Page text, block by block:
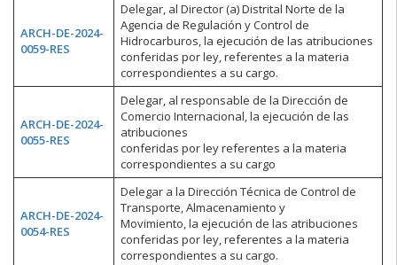
ARCH-DE-2024-
0059-RES
Delegar, al Director (a) Distrital Norte de la
Agencia de Regulación y Control de
Hidrocarburos, la ejecución de las atribuciones
conferidas por ley, referentes a la materia
correspondientes a su cargo.
ARCH-DE-2024-
0055-RES
Delegar, al responsable de la Dirección de
Comercio Internacional, la ejecución de las
atribuciones
conferidas por ley referentes a la materia
correspondientes a su cargo
ARCH-DE-2024-
0054-RES
Delegar a la Dirección Técnica de Control de
Transporte, Almacenamiento y
Movimiento, la ejecución de las atribuciones
conferidas por ley, referentes a la materia
correspondientes a su cargo.